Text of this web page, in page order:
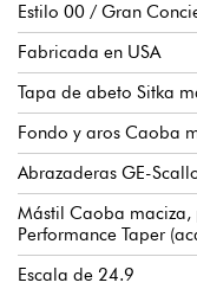
Estilo 00 / Gran
Fabricada en USA
Tapa de abeto Sitka
Fondo y aros Caoba
Abrazaderas GE-
Mástil Caoba
Performance Taper
Escala de 24.9